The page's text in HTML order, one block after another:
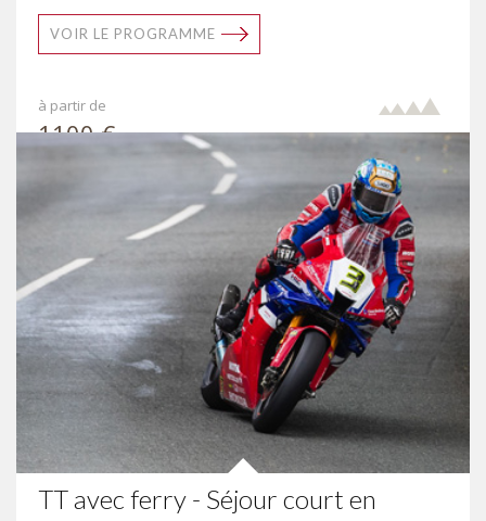
VOIR LE PROGRAMME
à partir de
1100 €par pers.
TT avec ferry - Séjour court en